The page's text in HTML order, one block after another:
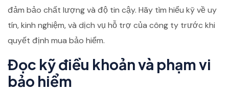
đảm bảo chất lượng và độ tin cậy. Hãy tìm hiểu kỹ về uy
tín, kinh nghiệm, và dịch vụ hỗ trợ của công ty trước khi
quyết định mua bảo hiểm.
Đọc kỹ điều khoản và phạm vi
bảo hiểm